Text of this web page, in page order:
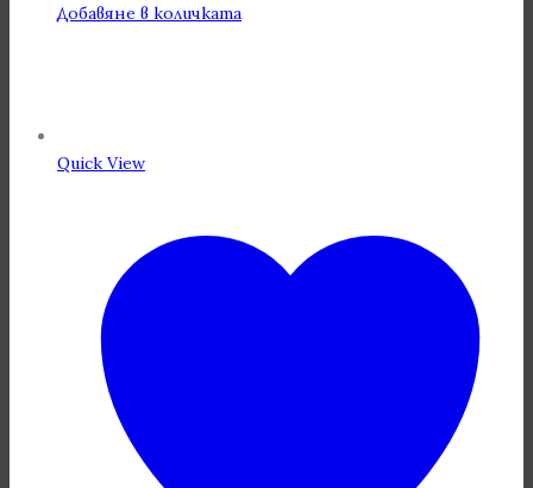
Добавяне в количката
Quick View